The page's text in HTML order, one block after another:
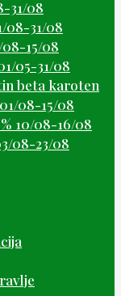
31/08
08-31/08
15/08
05-31/08
beta karoten
08-15/08
10/08-16/08
08-23/08